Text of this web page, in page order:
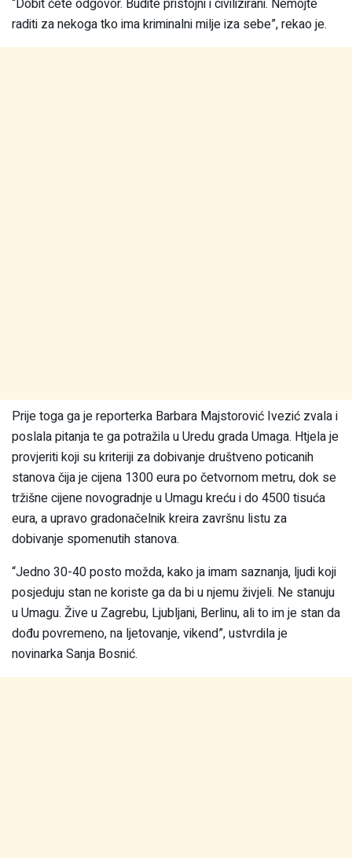
“Dobit ćete odgovor. Budite pristojni i civilizirani. Nemojte
raditi za nekoga tko ima kriminalni milje iza sebe”, rekao je.
Prije toga ga je reporterka Barbara Majstorović Ivezić zvala i
poslala pitanja te ga potražila u Uredu grada Umaga. Htjela je
provjeriti koji su kriteriji za dobivanje društveno poticanih
stanova čija je cijena 1300 eura po četvornom metru, dok se
tržišne cijene novogradnje u Umagu kreću i do 4500 tisuća
eura, a upravo gradonačelnik kreira završnu listu za
dobivanje spomenutih stanova.
“Jedno 30-40 posto možda, kako ja imam saznanja, ljudi koji
posjeduju stan ne koriste ga da bi u njemu živjeli. Ne stanuju
u Umagu. Žive u Zagrebu, Ljubljani, Berlinu, ali to im je stan da
dođu povremeno, na ljetovanje, vikend”, ustvrdila je
novinarka Sanja Bosnić.